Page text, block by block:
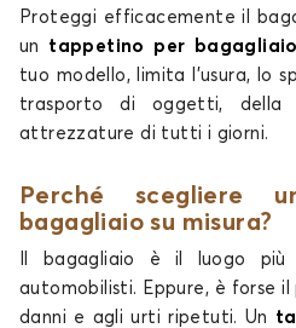
Tappetini per baule per
Tappetini per baule per
Proteggi efficacemente il
un tappetino per
tuo modello, limita l'usura, lo
trasporto di oggetti, della
attrezzature di tutti i giorni.
Perché scegliere
bagagliaio su misura?
Il bagagliaio è il luogo più
automobilisti. Eppure, è forse
danni e agli urti ripetuti. Un